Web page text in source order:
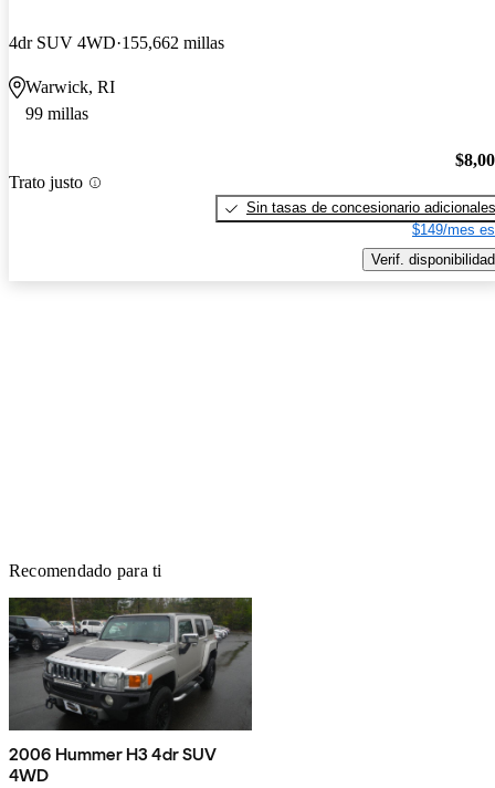
4dr SUV 4WD 155,662 millas
Warwick, RI
99 millas
Trato justo
Sin tasas de concesionario adicionales
$149/mes
Verif. disponibilidad
Recomendado para ti
2006 Hummer H3 4dr SUV
4WD